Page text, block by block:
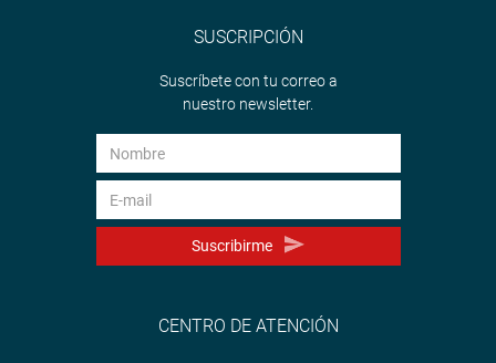
SUSCRIPCIÓN
Suscríbete con tu correo a
nuestro newsletter.
Suscribirme
CENTRO DE ATENCIÓN